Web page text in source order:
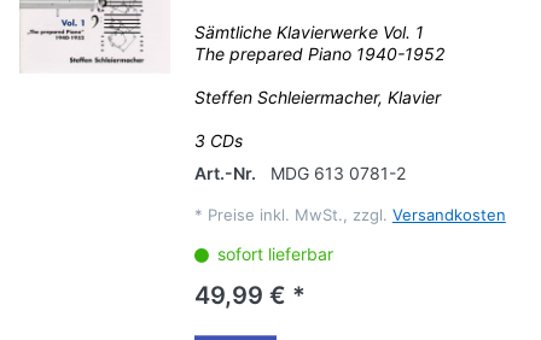
Sämtliche Klavierwerke Vol. 1
The prepared Piano 1940-1952
Steffen Schleiermacher, Klavier
3 CDs
Art.-Nr.
MDG 613 0781-2
* Preise inkl. MwSt., zzgl. Versandkosten
sofort lieferbar
49,99 € *